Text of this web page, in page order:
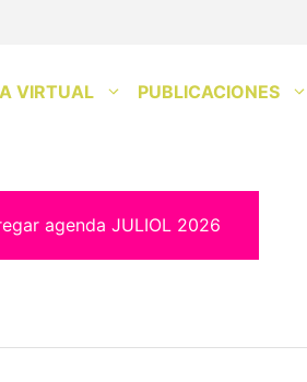
VIRTUAL PUBLICACIONES
agenda JULIOL 2026